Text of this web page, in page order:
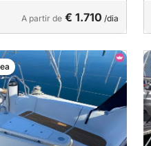
A partir de € 1.710 /dia